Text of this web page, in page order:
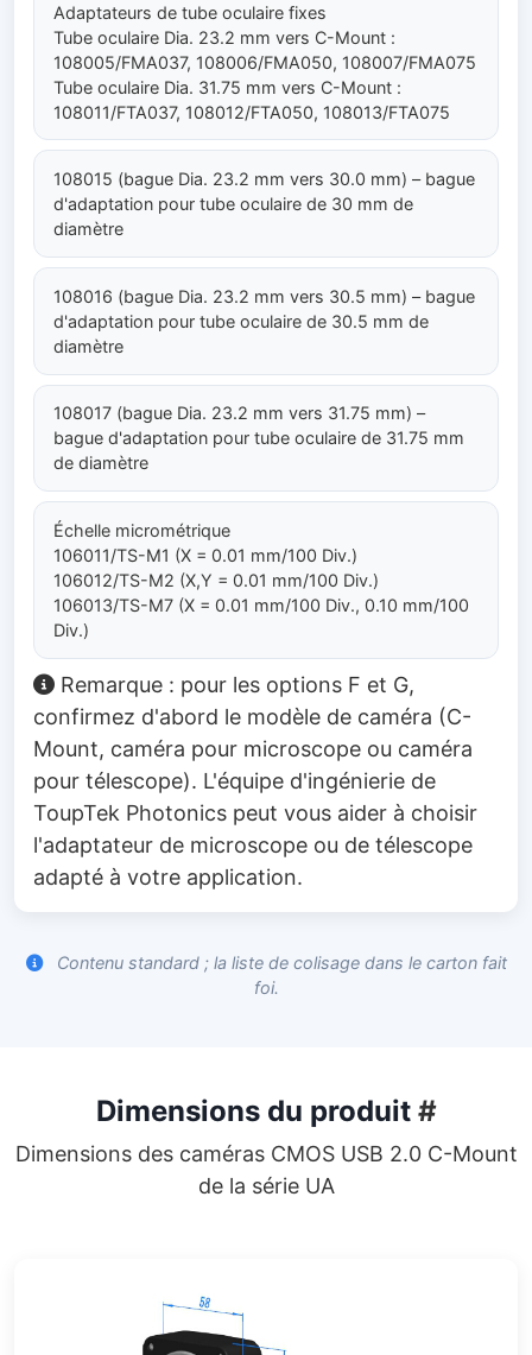
Adaptateurs de tube oculaire fixes
Tube oculaire Dia. 23.2 mm vers C-Mount :
108005/FMA037, 108006/FMA050, 108007/FMA075
Tube oculaire Dia. 31.75 mm vers C-Mount :
108011/FTA037, 108012/FTA050, 108013/FTA075
108015 (bague Dia. 23.2 mm vers 30.0 mm) – bague
d'adaptation pour tube oculaire de 30 mm de
diamètre
108016 (bague Dia. 23.2 mm vers 30.5 mm) – bague
d'adaptation pour tube oculaire de 30.5 mm de
diamètre
108017 (bague Dia. 23.2 mm vers 31.75 mm) –
bague d'adaptation pour tube oculaire de 31.75 mm
de diamètre
Échelle micrométrique
106011/TS-M1 (X = 0.01 mm/100 Div.)
106012/TS-M2 (X,Y = 0.01 mm/100 Div.)
106013/TS-M7 (X = 0.01 mm/100 Div., 0.10 mm/100
Div.)
Remarque : pour les options F et G,
confirmez d'abord le modèle de caméra (C-
Mount, caméra pour microscope ou caméra
pour télescope). L'équipe d'ingénierie de
ToupTek Photonics peut vous aider à choisir
l'adaptateur de microscope ou de télescope
adapté à votre application.
Contenu standard ; la liste de colisage dans le carton fait
foi.
Dimensions du produit #
Dimensions des caméras CMOS USB 2.0 C-Mount
de la série UA